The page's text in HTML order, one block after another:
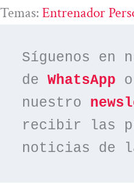
Temas: Entrenador
Síguenos en
de WhatsApp
nuestro
recibir las
noticias de